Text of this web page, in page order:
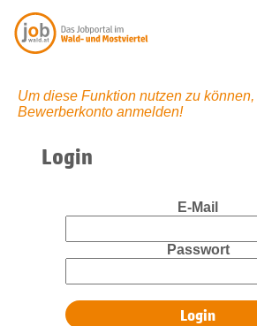
Um diese Funktion nutzen zu
Bewerberkonto anmelden!
Login
E-Mail
Passwort